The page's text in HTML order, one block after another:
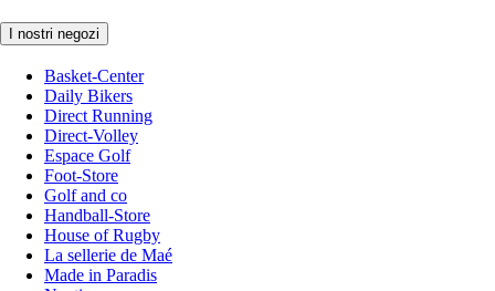
I nostri negozi
Basket-Center
Daily Bikers
Direct Running
Direct-Volley
Espace Golf
Foot-Store
Golf and co
Handball-Store
House of Rugby
La sellerie de Maé
Made in Paradis